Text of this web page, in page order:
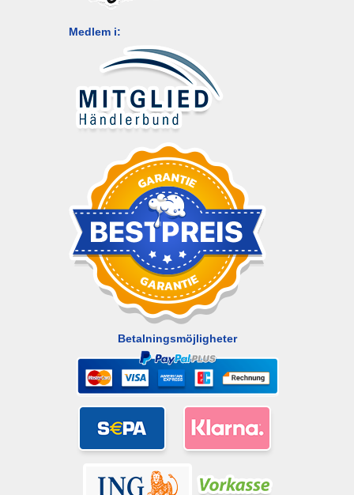
Medlem i:
Betalningsmöjligheter